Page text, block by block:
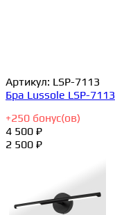
Артикул: LSP-7113
Бра Lussole LSP-7113
+250 бонус(ов)
4 500 ₽
2 500 ₽